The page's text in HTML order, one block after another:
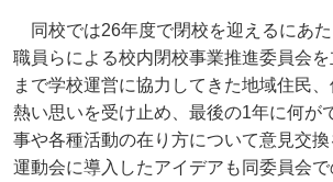
同校では26年度で閉校を迎えるにあ
職員らによる校内閉校事業推進委員会
まで学校運営に協力してきた地域住民
熱い思いを受け止め、最後の1年に何が
事や各種活動の在り方について意見交
運動会に導入したアイデアも同委員会